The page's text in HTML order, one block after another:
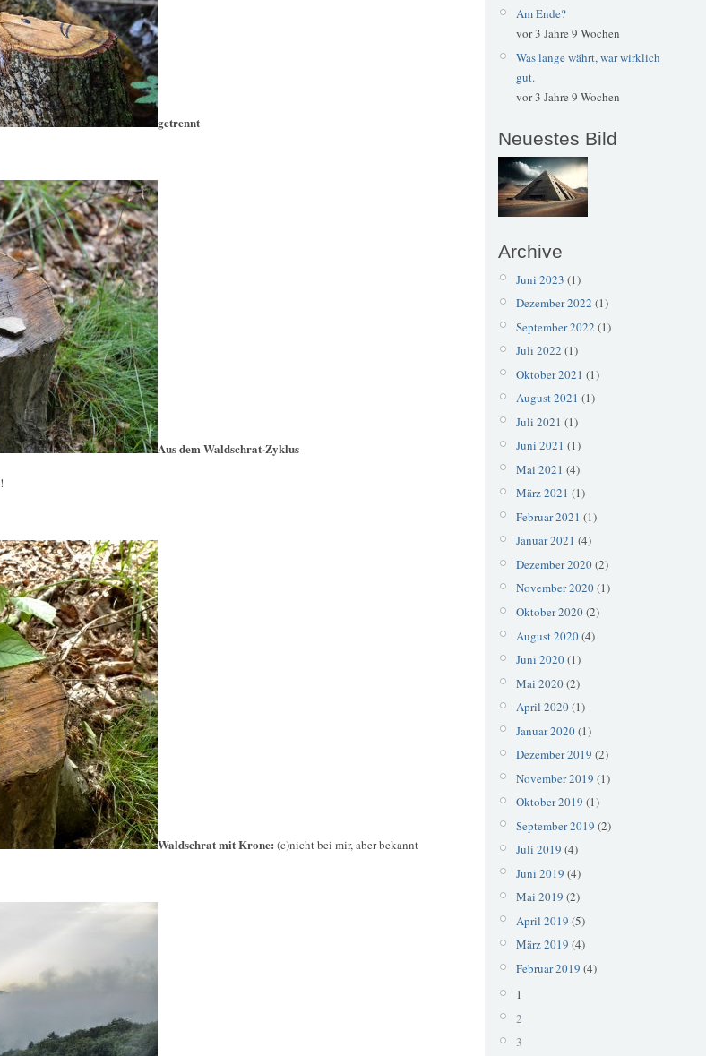
getrennt
Aus dem Waldschrat-Zyklus
Waldschrat mit Krone: (c)nicht bei mir, aber bekannt
Am Ende?
vor 3 Jahre 9 Wochen
Was lange währt, war wirklich
gut.
vor 3 Jahre 9 Wochen
Neuestes Bild
Archive
Juni 2023 (1)
Dezember 2022 (1)
September 2022 (1)
Juli 2022 (1)
Oktober 2021 (1)
August 2021 (1)
Juli 2021 (1)
Juni 2021 (1)
Mai 2021 (4)
März 2021 (1)
Februar 2021 (1)
Januar 2021 (4)
Dezember 2020(2)
November 2020(1)
Oktober 2020(2)
August 2020(4)
Juni 2020(1)
Mai 2020(2)
April 2020(1)
Januar 2020(1)
Dezember 2019 (2)
November 2019 (1)
Oktober 2019 (1)
September 2019 (2)
Juli 2019 (4)
Juni 2019 (4)
Mai 2019 (2)
April 2019 (5)
März 2019 (4)
Februar 2019 (4)
1
2
3